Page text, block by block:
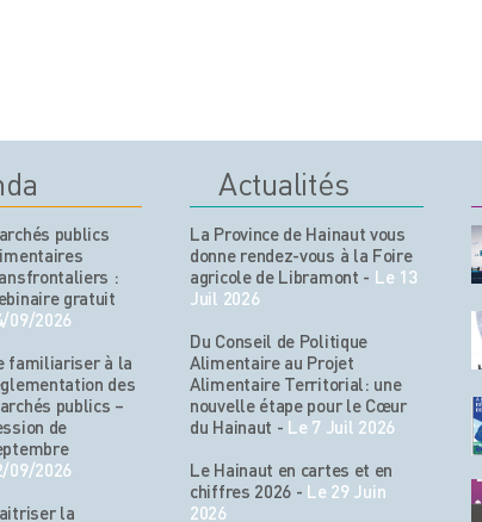
publics
:
gratuit
09/2026
familiariser à la
des
publics –
de
09/2026
la
Actualités
La Province de Hainaut vous
donne rendez-vous à la Foire
agricole de Libramont - Le 13
Juil 2026
Du Conseil de Politique
Alimentaire au Projet
Alimentaire Territorial: une
nouvelle étape pour le Cœur
du Hainaut - Le 7 Juil 2026
Le Hainaut en cartes et en
chiffres 2026 - Le 29 Juin
2026